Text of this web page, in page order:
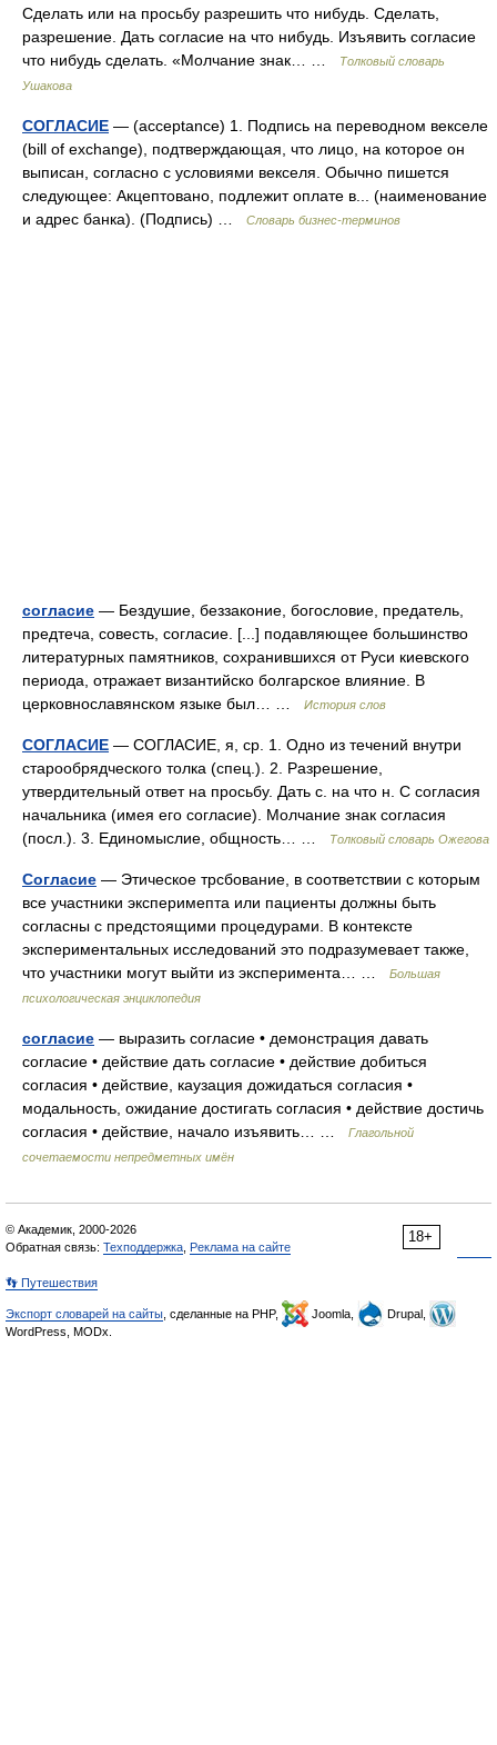
Сделать или на просьбу разрешить что нибудь. Сделать,
разрешение. Дать согласие на что нибудь. Изъявить согласие
что нибудь сделать. «Молчание знак… …
Толковый словарь
Ушакова
СОГЛАСИЕ — (acceptance) 1. Подпись на переводном векселе
(bill of exchange), подтверждающая, что лицо, на которое он
выписан, согласно с условиями векселя. Обычно пишется
следующее: Акцептовано, подлежит оплате в... (наименование
и адрес банка). (Подпись) …
Словарь бизнес-терминов
согласие — Бездушие, беззаконие, богословие, предатель,
предтеча, совесть, согласие. [...] подавляющее большинство
литературных памятников, сохранившихся от Руси киевского
периода, отражает византийско болгарское влияние. В
церковнославянском языке был… …
История слов
СОГЛАСИЕ — СОГЛАСИЕ, я, ср. 1. Одно из течений внутри
старообрядческого толка (спец.). 2. Разрешение,
утвердительный ответ на просьбу. Дать с. на что н. С согласия
начальника (имея его согласие). Молчание знак согласия
(посл.). 3. Единомыслие, общность… …
Толковый словарь Ожегова
Согласие — Этическое трсбование, в соответствии с которым
все участники эксперимепта или пациенты должны быть
согласны с предстоящими процедурами. В контексте
экспериментальных исследований это подразумевает также,
что участники могут выйти из эксперимента… …
Большая
психологическая энциклопедия
согласие — выразить согласие • демонстрация давать
согласие • действие дать согласие • действие добиться
согласия • действие, каузация дожидаться согласия •
модальность, ожидание достигать согласия • действие достичь
согласия • действие, начало изъявить… …
Глагольной
сочетаемости непредметных имён
18+
© Академик, 2000-2026
Обратная связь: Техподдержка Реклама на сайте
👣 Путешествия
Экспорт словарей на сайты , сделанные на PHP, Joomla,
Drupal,
WordPress, MODx.